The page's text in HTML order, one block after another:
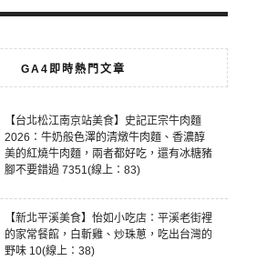
GA4即時熱門文章
【台北松江南京站美食】史記正宗牛肉麵
2026：牛奶般色澤的清燉牛肉麵、香濃醇
美的紅燒牛肉麵，兩者都好吃，還有冰糖豬
腳不要錯過 7351(線上：83)
【新北平溪美食】怡如小吃店：平溪老街裡
的家常餐館，白斬雞、炒珠蔥，吃出台灣的
野味 10(線上：38)